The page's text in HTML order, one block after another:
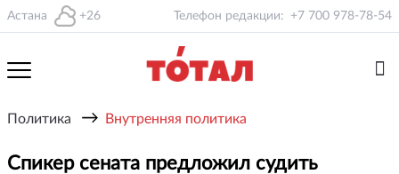
Астана +26 Телефон редакции: +7 700 978-78-54
Политика → Внутренняя политика
Спикер сената предложил судить